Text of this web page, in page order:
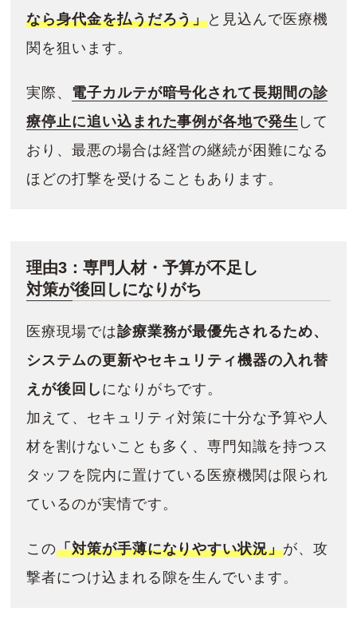
なら身代金を払うだろう」と見込んで医療機
関を狙います。
実際、 電子カルテが暗号化されて長期間の診
療停止に追い込まれた事例が各地で発生 して
おり、最悪の場合は経営の継続が困難になる
ほどの打撃を受けることもあります。
理由3：専門人材・予算が不足し
対策が後回しになりがち
医療現場では診療業務が最優先されるため、
システムの更新やセキュリティ機器の入れ替
えが後回し になりがちです。
加えて、セキュリティ対策に十分な予算や人
材を割けないことも多く、専門知識を持つス
タッフを院内に置けている医療機関は限られ
ているのが実情です。
この「対策が手薄になりやすい状況」が、攻
撃者につけ込まれる隙を生んでいます。